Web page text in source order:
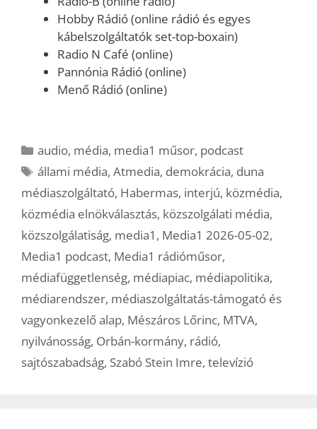
Hobby Rádió (online rádió és egyes
kábelszolgáltatók set-top-boxain)
Radio N Café (online)
Pannónia Rádió (online)
Menő Rádió (online)
Kategória
audio, média, media1 műsor, podcast
Címkék
állami média,Atmedia, demokrácia, duna
médiaszolgáltató, Habermas, interjú, közmédia,
közmédia elnökválasztás, közszolgálati média,
közszolgálatiság, media1 , Media1 2026-05-02,
Media1 podcast, Media1 rádióműsor,
médiafüggetlenség, médiapiac, médiapolitika,
médiarendszer, médiaszolgáltatás-támogató és
vagyonkezelő alap, Mészáros Lőrinc, MTVA,
nyilvánosság, Orbán-kormány, rádió,
sajtószabadság, Szabó Stein Imre, televízió